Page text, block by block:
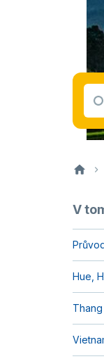
V
Hue,